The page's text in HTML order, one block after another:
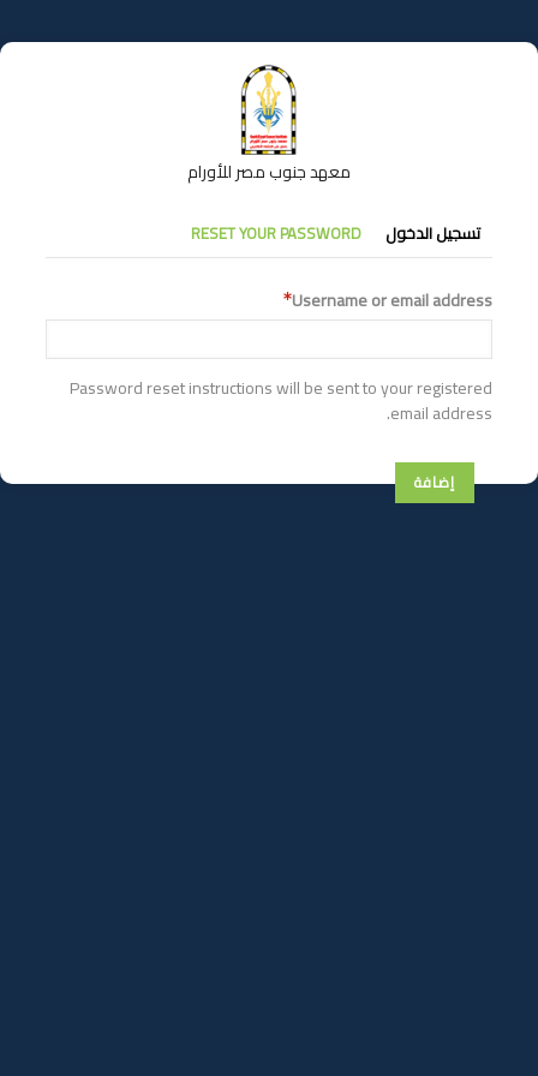
إلى
المحتوى
معهد جنوب مصر للأورام
التبويبات
الأساسية
تسجيل الدخول RESET YOUR PASSWORD
Username or email address
Password reset instructions will be sent to your registered
email address.